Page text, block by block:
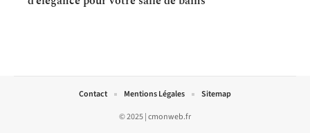
© 2025 | cmonweb.fr
Contact Mentions Légales Sitemap